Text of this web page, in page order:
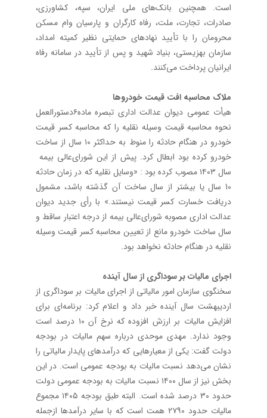
است. همچنین بانک‌های ملی ایران، سپه، کشاورزی،
صادرات، تجارت، ملت، رفاه کارگران و پارسیان وام مسکن
محرومان را با تأیید نهادهای حمایتی نظیر کمیته امداد،
سازمان بهزیستی، بنیاد شهید و پس از تأیید در سامانه رفاه
ایرانیان پرداخت می‌کنند.
ملاک محاسبه افت قیمت خودروها
هیأت عمومی دیوان عدالت اداری تبصره ماده۶‌دستورالعمل
نحوه محاسبه قیمت وسیله نقلیه را که محاسبه کسر قیمت
خودرو در هنگام حادثه را منوط به حداکثر ۱۰ سال از ساخت
خودرو کرده بود ابطال کرد. پیش از این شورای‌عالی بیمه
سال ۱۴۰۳ مصوب کرده بود : «وسایل نقلیه که در زمان حادثه
10 سال یا بیشتر از سال ساخت آن گذشته باشد، مشمول
دریافت خسارت کسر قیمت نیستند.» با رأی جدید دیوان
عدالت اداری مصوبه شورای‌عالی بیمه از درجه اعتبار ساقط و
سال ساخت خودرو مانع از تعیین محاسبه کسر قیمت وسیله
نقلیه در هنگام حادثه نخواهد بود.
اجرای مالیات بر سوداگری از سال آینده
سخنگوی سازمان امور مالیاتی از اجرای مالیات بر سوداگری از
اردیبهشت سال آینده خبر داد و اعلام کرد: برنامه‌ای برای
افزایش مالیات بر ارزش افزوده که نرخ آن ۱۰ درصد است
وجود ندارد. مهدی موحدی درباره سهم مالیات در بودجه
دولت گفت: یکی از معیارهایی که درآمدهای پایدار مالیاتی را
نشان می‌دهد نسبت مالیات به بودجه عمومی است. در این
بخش نیز از سال ۱۴۰۰ نسبت مالیات به بودجه عمومی دولت
حدود ۳۰ درصد شده است. البته طبق بودجه ۱۴۰۵ مجموع
مالیات حدود ۲۷۹۰ همت است که با سایر درآمدها ازجمله